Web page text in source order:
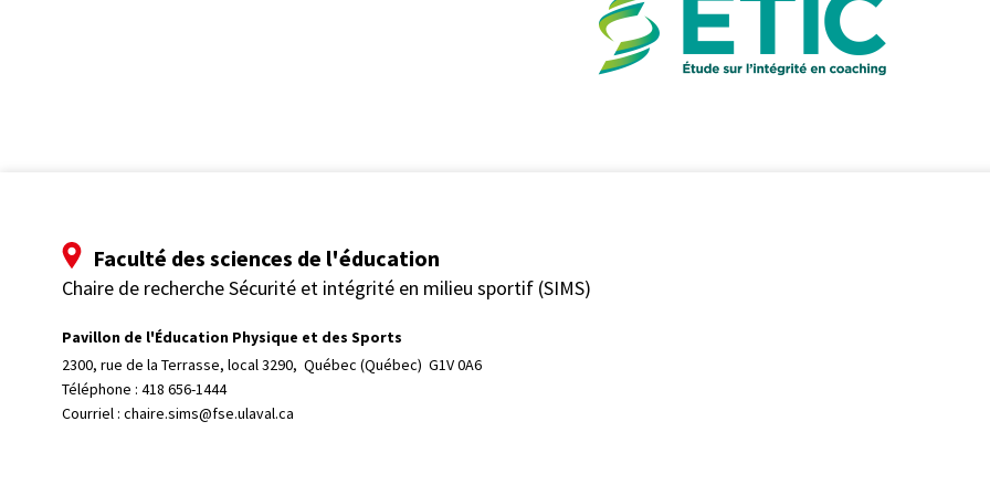
Faculté des sciences de l'éducation
Chaire de recherche Sécurité et intégrité en milieu sportif (SIMS)
Pavillon de l'Éducation Physique et des Sports
2300, rue de la Terrasse, local 3290, Québec (Québec)  G1V 0A6
Téléphone : 418 656-1444
Courriel : chaire.sims@fse.ulaval.ca